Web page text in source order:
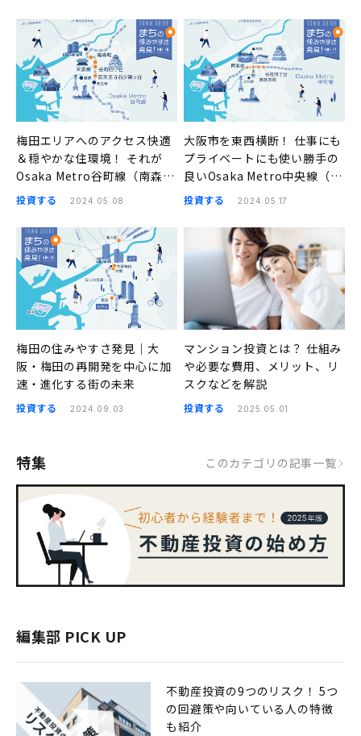
梅田エリアへのアクセス快適
＆穏やかな住環境！ それが
Osaka Metro谷町線（南森
町、天満橋、谷町四丁目、四
まちの住みやすさ発見
投資する 2024.05.08
大阪市を東西横断！ 仕事にも
プライベートにも使い勝手の
良いOsaka Metro中央線（阿
波座、本町、堺筋本町、谷町
発見
投資する 2024.05.17
梅田の住みやすさ発見｜大
阪・梅田の再開発を中心に加
速・進化する街の未来
投資する 2024.09.03
マンション投資とは？ 仕組み
や必要な費用、メリット、リ
スクなどを解説
投資する 2025.05.01
特集 このカテゴリの記事一覧
編集部 PICK UP
不動産投資の9つのリスク！ 5つ
の回避策や向いている人の特徴
も紹介